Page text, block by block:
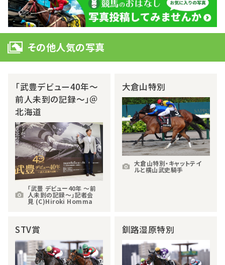
その他人気の写真
「武豊デビュー40年～
前人未到の記録～」＠
北海道
「武豊 デビュー40年 ～前
人未到の記録～」記者会
見 (C)Hiroki Homma
大倉山特別
大倉山特別・キャットテイ
ルと横山武史騎手
STV賞 釧路湿原特別